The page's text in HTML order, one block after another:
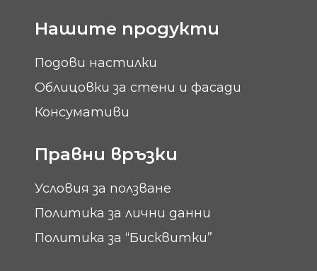
Нашите продукти
Подови настилки
Облицовки за стени и фасади
Консумативи
Правни връзки
Условия за ползване
Политика за лични данни
Политика за “Бисквитки”